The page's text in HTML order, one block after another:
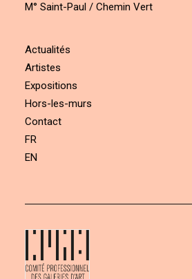
M° Saint-Paul / Chemin Vert
Actualités
Artistes
Expositions
Hors-les-murs
Contact
FR
EN